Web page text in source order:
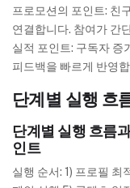
프로모션의 포인트: 친
연결합니다. 참여가 간
실적 포인트: 구독자 증
피드백을 빠르게 반영
단계별 실행 흐
단계별 실행 흐름
인트
실행 순서: 1) 프로필 최